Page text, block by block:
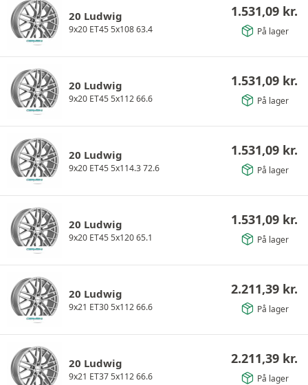
20 Ludwig
9x20 ET45 5x108 63.4
1.531,09 kr.
På lager
20 Ludwig
9x20 ET45 5x112 66.6
1.531,09 kr.
På lager
20 Ludwig
9x20 ET45 5x114.3 72.6
1.531,09 kr.
På lager
20 Ludwig
9x20 ET45 5x120 65.1
1.531,09 kr.
På lager
20 Ludwig
9x21 ET30 5x112 66.6
2.211,39 kr.
På lager
20 Ludwig
9x21 ET37 5x112 66.6
2.211,39 kr.
På lager